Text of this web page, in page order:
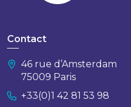
Contact
46 rue d’Amsterdam
75009 Paris
+33(0)1 42 81 53 98